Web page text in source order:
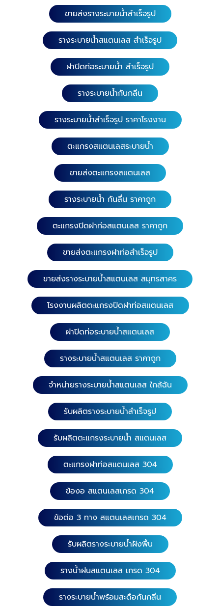
ตะแกรงฝาท่อสแตนเลส (ลายนูนกลมกันลื่นแถบเขียว)
เกรดสแตนเลส 304 หนา 1.5 มิล. ความยาว 116 ซม. หน้า
กว้าง 15 และ 20 ซม. ความยาว 58 ซม. หน้ากว้าง 15,
20, 25, 30 ซม. เกรดสแตนเลส 201 หนา 1.5 มิล. ความ
ยาว 58 ซม. หน้ากว้าง 15, 20 และ 30 ซม. 4. ตะแกรง
ฝาท่อสแตนเลส (ลายแคปซูล) เกรดสแตนเลส 304 หนา
ความยาว 58 ซม. หน้ากว้าง 15 และ 20 ซม. 5. ตะแกรง
ฝาท่อสแตนเลส (ลายแคปซูลคู่) เกรดสแตนเลส 304
หนา 2.0 มิล. เสริมคานด้านล่าง 4 จุด ความยาว 116 ซม.
หน้ากว้าง 15 และ 20 ซม. ​ 6. ตะแกรงฝาท่อสแตนเลส
(ลายรูกลม) เกรดสแตนเลส 304 หนา 1.5 มิล. ความยาว
116 ซม. หน้ากว้าง 10 ซม. ความยาว 58 ซม. หน้ากว้าง
รดสแตนเลส 304 หนา 1.5 มิล. ความยาว 100 ซม. หน้า
ตะแกรงฝาท่อสแตนเลส (ลายแคปซูลหน้าเรียบ) เกรดส
แตนเลส 304 หนา 1.5 มิล.
ความยาว 100 ซม. หน้ากว้าง 10 ซม.
ความยาว 58 ซม. หน้ากว้าง 10 ซม. 9. รางระบายน้ำ
(สำเร็จรูป) เกรดสแตนเลส 304 หนา 1.0 มิล. ความยาว
สูง 15 ซม. เกรดสแตนเลส 1803 หนา 1.0 มิล. ความยาว
100 ซม. หน้ากว้าง 10 ซม. ความสูง 9 ซม. ความยาว
100 ซม. หน้ากว้าง 15,20 และ 25 ซม. ความสูง 15 ซม. ​​
10. รางระบายน้ำ (สำเร็จรูป) พร้อมสะดือกันกลิ่น เกรดส
แตนเลส 304 หนา 1.0 มิล. ความยาว 58 ซม. หน้ากว้าง
10 ซม. ความสูง 9 ซม. สะดือ 1.5 นิ้ว ความยาว 100 ซม.
58 ซม. หน้ากว้าง 15 ซม. ความสูง 15 ซม. สะดือ 2.3 นิ้ว
ความยาว 58 ซม. หน้ากว้าง 20 และ 25 ซม. ความสูง 15
ซม. สะดือ 3 นิ้ว 11. ข้องอ 90 องศา (สำเร็จรูป) เกรด
สแตนเลส 304 หนา 1.0 มิล. ความยาว 40x40 ซม. หน้า
กว้าง 15.20 ซม. ความสูง 15 ซม. ความยาว 45x45 ซม.
หน้ากว้าง 25 ซม. ความสูง 15 ซม. ความยาว 33x33 ซม.
หน้ากว้าง 10 ซม. ความสูง 9 ซม. 12. ข้อต่อ 3 ทาง
(สำเร็จรูป) เกรดสแตนเลส 304 หนา 1.0 มิล. ความยาว
ยาว 75x50 ซม. หน้ากว้าง 25 ซม. ความสูง 15 ซม.
ความยาว 50x20 ซม. หน้ากว้าง 10 ซม. ความสูง 9 ซม.
หนา 1.0 มิล. ความยาว 55x55 ซม. หน้ากว้าง 10 ซม.
ความสูง 9 ซม. ความยาว 60x60 ซม. หน้ากว้าง 15 ซม.
ความสูง 15 ซม. ความยาว 65x65 ซม. หน้ากว้าง 20 ซม.
ความสูง 15 ซม. ความยาว 70x70 ซม. หน้ากว้าง 25 ซม.
ความสูง 15 ซม. 14. บ่อพัก (สำเร็จรูป) เกรดสแตนเลส
ขายส่งรางระบายน้ำสำเร็จรูป
รางระบายน้ำสแตนเลส สำเร็จรูป
ฝาปิดท่อระบายน้ำ สำเร็จรูป
รางระบายน้ำกันกลิ่น
รางระบายน้ำสำเร็จรูป ราคาโรงงาน
ตะแกรงสแตนเลสระบายน้ำ
ขายส่งตะแกรงสแตนเลส
รางระบายน้ำ กันลื่น ราคาถูก
ตะแกรงปิดฝาท่อสแตนเลส ราคาถูก
ขายส่งตะแกรงฝาท่อสำเร็จรูป
ขายส่งรางระบายน้ำสแตนเลส สมุทรสาคร
โรงงานผลิตตะแกรงปิดฝาท่อสแตนเลส
ฝาปิดท่อระบายน้ำสแตนเลส
รางระบายน้ำสแตนเลส ราคาถูก
จำหน่ายรางระบายน้ำสแตนเลส ใกล้ฉัน
รับผลิตรางระบายน้ำสำเร็จรูป
รับผลิตตะแกรงระบายน้ำ สแตนเลส
ตะแกรงฝาท่อสแตนเลส 304
ข้องอ สแตนเลสเกรด 304
ข้อต่อ 3 ทาง สแตนเลสเกรด 304
รับผลิตรางระบายน้ำฝังพื้น
รางน้ำฝนสแตนเลส เกรด 304
รางระบายน้ำพร้อมสะดือกันกลิ่น